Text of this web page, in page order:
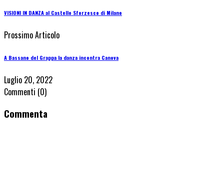
VISIONI IN DANZA al Castello Sforzesco di Milano
Prossimo Articolo
A Bassano del Grappa la danza incontra Canova
Luglio 20, 2022
Commenti (0)
Commenta